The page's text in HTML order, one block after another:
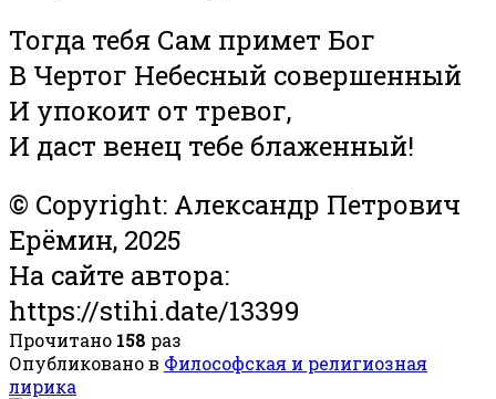
Тогда тебя Сам примет Бог
В Чертог Небесный совершенный
И упокоит от тревог,
И даст венец тебе блаженный!
© Copyright: Александр Петрович
Ерёмин, 2025
На сайте автора:
https://stihi.date/13399
Прочитано 158 раз
Опубликовано в Философская и религиозная
лирика